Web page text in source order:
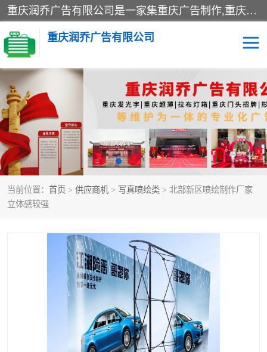
重庆润乔广告有限公司是一家集重庆广告制作,重庆标识标牌,亚克力发光字,led发光字,树脂发光字,超薄灯箱,拉布灯箱,吸塑灯箱,门头招牌,企业形象墙,写真喷绘,x展架,拉网展架,广告展架,条幅,锦旗设计,制作,施工,维护为一体的专业化广告公司.
重庆润乔广告有限公司
当前位置： 首页 > 供应商机 > 写真喷绘类 > 北部新区喷绘制作厂家
立体感较强
招牌类 发光字类
灯箱类 形象墙类
标识标牌类 写真喷绘类
展架 条幅